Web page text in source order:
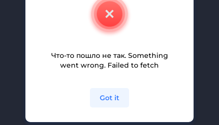
Свяжитесь С Нами
Помощь И Поддержка
Партнерская Программа
Политика Конфиденциальности
Что-то пошло не так. Something
went wrong. Failed to fetch
Got it